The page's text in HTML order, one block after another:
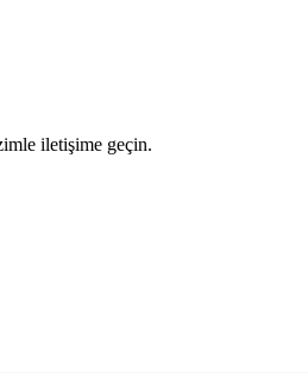
iletişime geçin.